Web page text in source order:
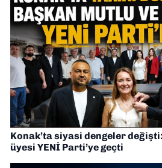
Konak’ta siyasi dengeler
üyesi YENİ Parti’ye geçti